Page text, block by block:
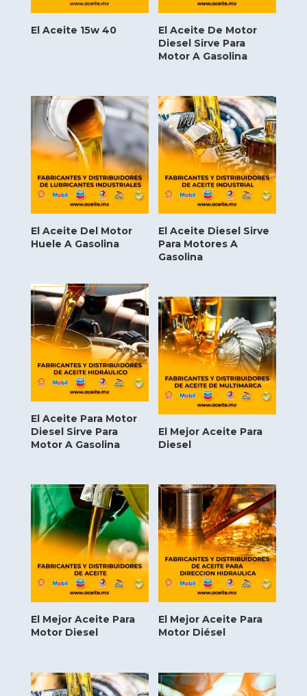
El Aceite 15w 40
El Aceite De Motor
Diesel Sirve Para
Motor A Gasolina
El Aceite Del Motor
Huele A Gasolina
El Aceite Diesel Sirve
Para Motores A
Gasolina
El Aceite Para Motor
Diesel Sirve Para
Motor A Gasolina
El Mejor Aceite Para
Diesel
El Mejor Aceite Para
Motor Diesel
El Mejor Aceite Para
Motor Diésel